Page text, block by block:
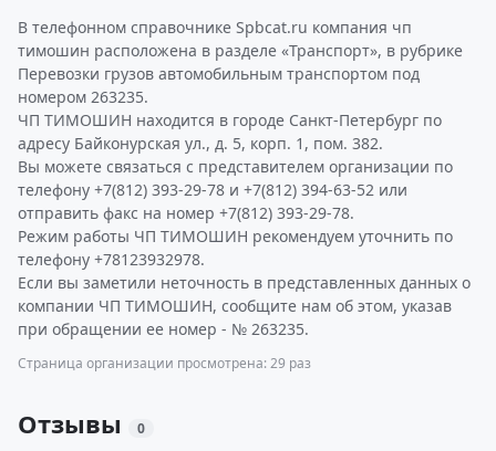
В телефонном справочнике Spbcat.ru компания чп
тимошин расположена в разделе «Транспорт», в рубрике
Перевозки грузов автомобильным транспортом под
номером 263235.
ЧП ТИМОШИН находится в городе Санкт-Петербург по
адресу Байконурская ул., д. 5, корп. 1, пом. 382.
Вы можете связаться с представителем организации по
телефону +7(812) 393-29-78 и +7(812) 394-63-52 или
отправить факс на номер +7(812) 393-29-78.
Режим работы ЧП ТИМОШИН рекомендуем уточнить по
телефону +78123932978.
Если вы заметили неточность в представленных данных о
компании ЧП ТИМОШИН, сообщите нам об этом, указав
при обращении ее номер - № 263235.
Страница организации просмотрена: 29 раз
Отзывы 0